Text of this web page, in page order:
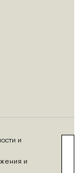
и
и